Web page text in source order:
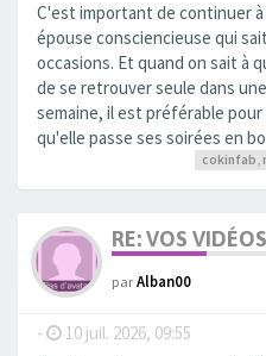
C'est important de continuer
épouse consciencieuse qui
occasions. Et quand on sait à
de se retrouver seule dans
semaine, il est préférable
qu'elle passe ses soirées en
cokinfab
RE: VOS
parAlban00
- 10 juil. 2026, 09:55